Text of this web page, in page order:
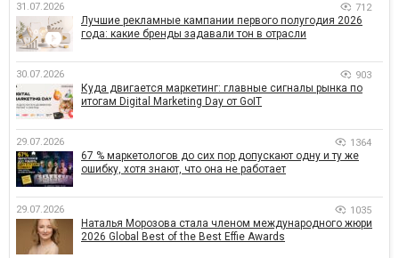
31.07.2026 712
Лучшие рекламные кампании первого полугодия 2026
года: какие бренды задавали тон в отрасли
30.07.2026 903
Куда двигается маркетинг: главные сигналы рынка по
итогам Digital Marketing Day от GoIT
29.07.2026 1364
67 % маркетологов до сих пор допускают одну и ту же
ошибку, хотя знают, что она не работает
29.07.2026 1035
Наталья Морозова стала членом международного жюри
2026 Global Best of the Best Effie Awards